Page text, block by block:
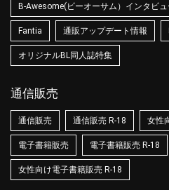
B-Awesome(ビーオーサム）インタビュ
Fantia 通販アップデート情報
オリジナルBL同人誌特集
通信販売
通信販売 通信販売 R-18 女性
電子書籍販売 電子書籍販売 R-18
女性向け電子書籍販売 R-18